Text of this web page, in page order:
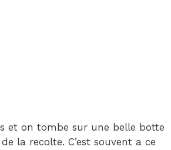
et on tombe sur une belle botte
la recolte. C’est souvent a ce